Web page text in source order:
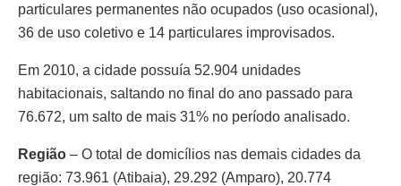
particulares permanentes não ocupados (uso ocasional),
36 de uso coletivo e 14 particulares improvisados.
Em 2010, a cidade possuía 52.904 unidades
habitacionais, saltando no final do ano passado para
76.672, um salto de mais 31% no período analisado.
Região – O total de domicílios nas demais cidades da
região: 73.961 (Atibaia), 29.292 (Amparo), 20.774